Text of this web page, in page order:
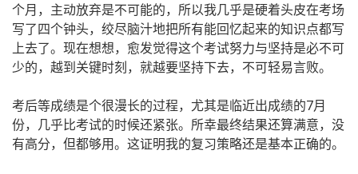
个月，主动放弃是不可能的，所以我几乎是硬着头皮在考场
写了四个钟头，绞尽脑汁地把所有能回忆起来的知识点都写
上去了。现在想想，愈发觉得这个考试努力与坚持是必不可
少的，越到关键时刻，就越要坚持下去，不可轻易言败。
考后等成绩是个很漫长的过程，尤其是临近出成绩的7月
份，几乎比考试的时候还紧张。所幸最终结果还算满意，没
有高分，但都够用。这证明我的复习策略还是基本正确的。